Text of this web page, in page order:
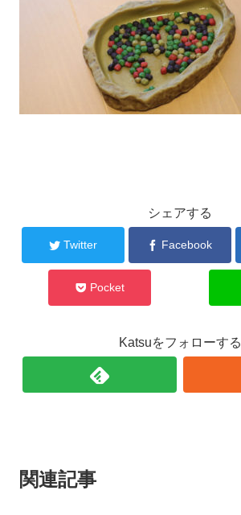
シェアする
Twitter Facebook
Pocket
Katsuをフォローする
関連記事